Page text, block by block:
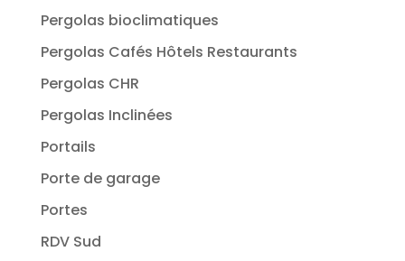
Pergolas bioclimatiques
Pergolas Cafés Hôtels Restaurants
Pergolas CHR
Pergolas Inclinées
Portails
Porte de garage
Portes
RDV Sud